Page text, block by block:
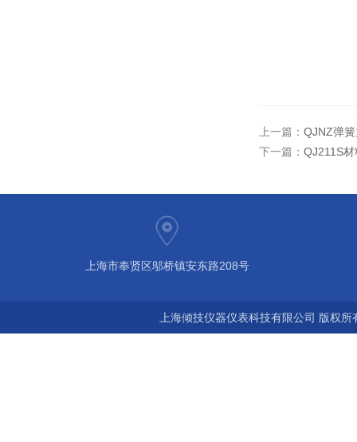
上一篇： QJNZ弹
下一篇： QJ211S
上海市奉贤区邬桥镇安东路208号
上海倾技仪器仪表科技有限公司 版权